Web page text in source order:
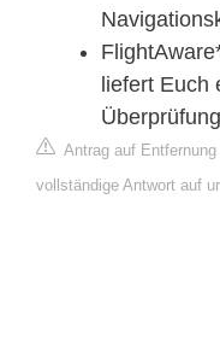
liefert Euch
Antrag auf
vollständige Antwort auf